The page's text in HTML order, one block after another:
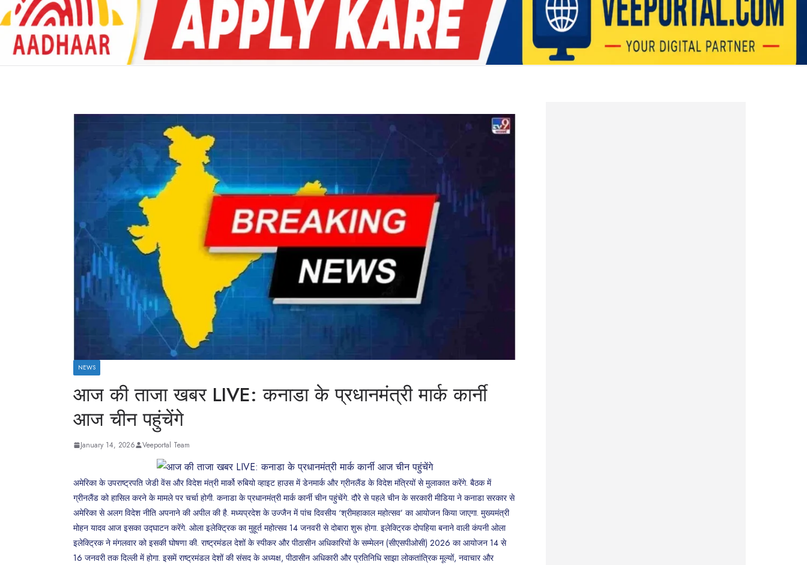
NEWS
आज की ताजा खबर LIVE: कनाडा के प्रधानमंत्री मार्क कार्नी
आज चीन पहुंचेंगे
January 14, 2026 Veeportal Team
अमेरिका के उपराष्ट्रपति जेडी वेंस और विदेश मंत्री मार्को रुबियो व्हाइट हाउस में डेनमार्क और ग्रीनलैंड के विदेश मंत्रियों से मुलाकात करेंगे. बैठक में
ग्रीनलैंड को हासिल करने के मामले पर चर्चा होगी. कनाडा के प्रधानमंत्री मार्क कार्नी चीन पहुंचेंगे. दौरे से पहले चीन के सरकारी मीडिया ने कनाडा सरकार से
अमेरिका से अलग विदेश नीति अपनाने की अपील की है. मध्यप्रदेश के उज्जैन में पांच दिवसीय ‘श्रीमहाकाल महोत्सव’ का आयोजन किया जाएगा. मुख्यमंत्री
मोहन यादव आज इसका उद्घाटन करेंगे. ओला इलेक्ट्रिक का मुहूर्त महोत्सव 14 जनवरी से दोबारा शुरू होगा. इलेक्ट्रिक दोपहिया बनाने वाली कंपनी ओला
इलेक्ट्रिक ने मंगलवार को इसकी घोषणा की. राष्ट्रमंडल देशों के स्पीकर और पीठासीन अधिकारियों के सम्मेलन (सीएसपीओसी) 2026 का आयोजन 14 से
16 जनवरी तक दिल्ली में होगा. इसमें राष्ट्रमंडल देशों की संसद के अध्यक्ष, पीठासीन अधिकारी और प्रतिनिधि साझा लोकतांत्रिक मूल्यों, नवाचार और